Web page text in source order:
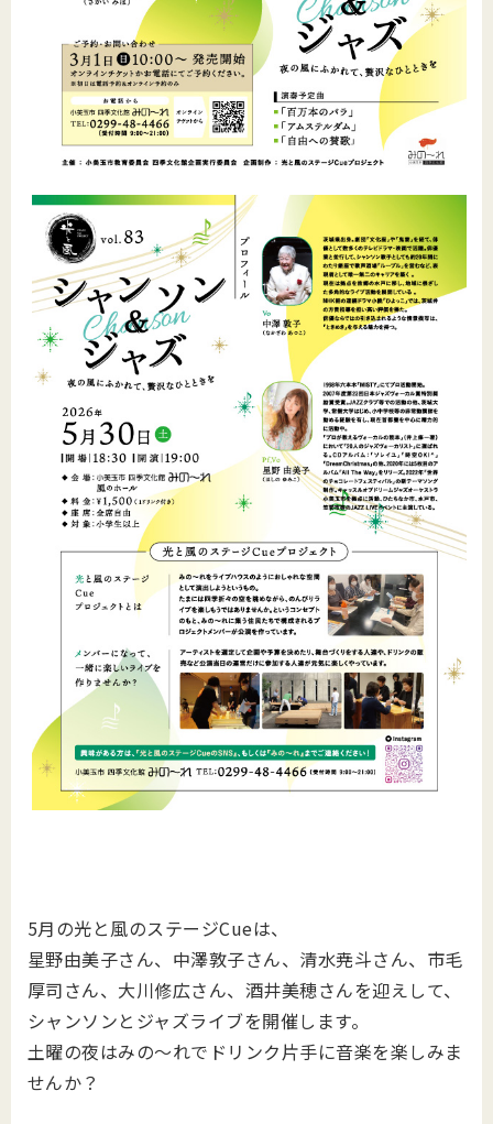
5月の光と風のステージCueは、
星野由美子さん、中澤敦子さん、清水尭斗さん、市毛
厚司さん、大川修広さん、酒井美穂さんを迎えして、
シャンソンとジャズライブを開催します。
土曜の夜はみの～れでドリンク片手に音楽を楽しみま
せんか？